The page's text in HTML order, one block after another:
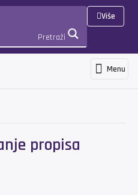
Pretraži
Više
Menu
propisa